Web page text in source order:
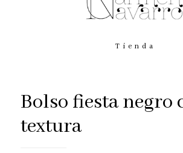
Tienda
Bolso fiesta negro
textura